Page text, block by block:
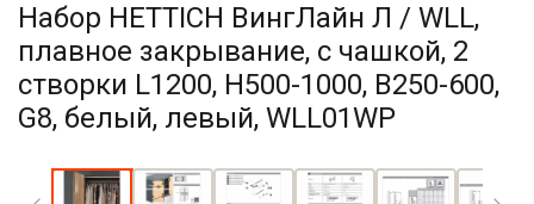
Набор HETTICH ВингЛайн Л / WLL,
плавное закрывание, с чашкой, 2
створки L1200, H500-1000, B250-600,
G8, белый, левый, WLL01WP